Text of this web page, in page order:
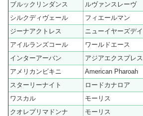
ブルックリンダンス
ルヴァンスレーヴ
シルクディヴェール
フィエールマン
ジーナアクトレス
ニューイヤーズデイ
アイルランズコール
ワールドエース
インターアーバン
アジアエクスプレス
アメリカンビキニ
American Pharoah
スターリーナイト
ロードカナロア
ワスカル
モーリス
クオレプリマドンナ
モーリス